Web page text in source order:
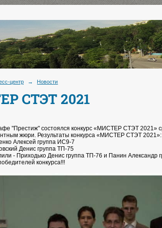
центр → Новости
СТЭТ 2021
"Престиж" состоялся конкурс «МИСТЕР СТЭТ
жюри. Результаты конкурса «МИСТЕР СТЭТ 2021»:
Алексей группа ИС9-7
Денис группа ТП-75
- Приходько Денис группа ТП-76 и Панин Александр
конкурса!!!